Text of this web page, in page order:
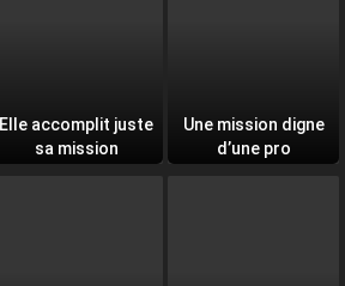
Elle accomplit juste
sa mission
Une mission digne
d’une pro